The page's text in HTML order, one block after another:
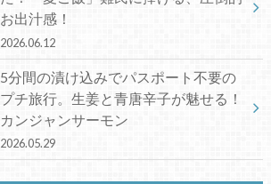
お出汁感！
2026.06.12
5分間の漬け込みでパスポート不要の
プチ旅行。生姜と青唐辛子が魅せる！
カンジャンサーモン
2026.05.29